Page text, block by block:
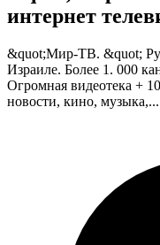
интернет
&quot;Мир-ТВ. &quot;
Израиле. Более 1. 000
Огромная видеотека +
новости, кино, музыка,...